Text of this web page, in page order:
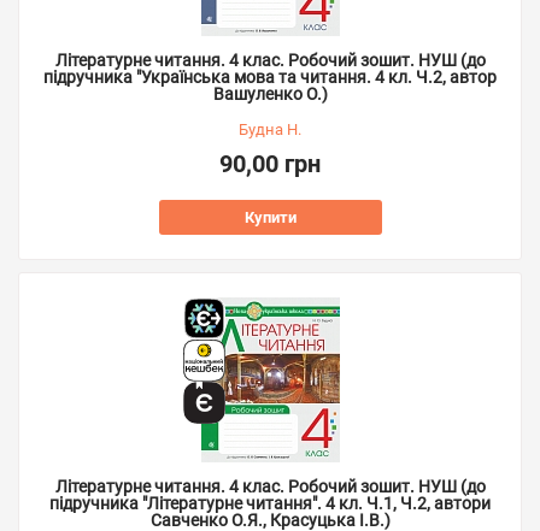
Літературне читання. 4 клас. Робочий зошит. НУШ (до
підручника "Українська мова та читання. 4 кл. Ч.2, автор
Вашуленко О.)
Будна Н.
90,00 грн
Купити
Літературне читання. 4 клас. Робочий зошит. НУШ (до
підручника "Літературне читання". 4 кл. Ч.1, Ч.2, автори
Савченко О.Я., Красуцька І.В.)